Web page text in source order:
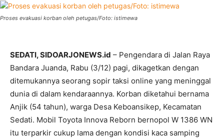
Proses evakuasi korban oleh petugas/Foto: istimewa
SEDATI, SIDOARJONEWS.id – Pengendara di Jalan Raya
Bandara Juanda, Rabu (3/12) pagi, dikagetkan dengan
ditemukannya seorang sopir taksi online yang meninggal
dunia di dalam kendaraannya. Korban diketahui bernama
Anjik (54 tahun), warga Desa Keboansikep, Kecamatan
Sedati. Mobil Toyota Innova Reborn bernopol W 1386 WN
itu terparkir cukup lama dengan kondisi kaca samping